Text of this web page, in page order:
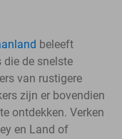
beleeft
die de snelste
van rustigere
zijn er bovendien
ontdekken. Verken
en Land of